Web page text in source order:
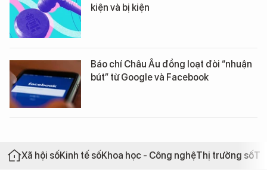
kiện và bị kiện
Báo chí Châu Âu đồng loạt đòi “nhuận
bút” từ Google và Facebook
Xã hội sốKinh tế sốKhoa học - Công nghệThị trường số